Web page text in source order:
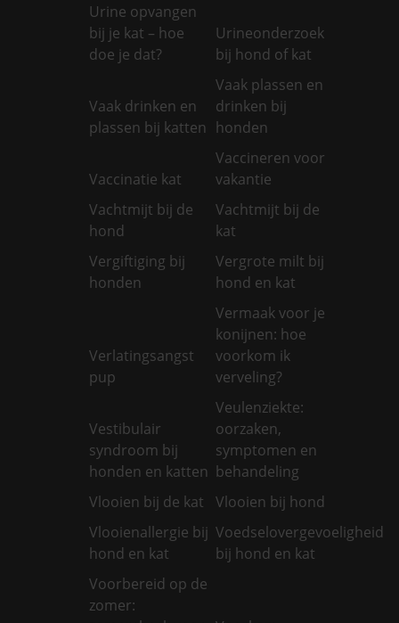
Urine opvangen
bij je kat – hoe
doe je dat?
Urineonderzoek
bij hond of kat
Vaak drinken en
plassen bij katten
Vaak plassen en
drinken bij
honden
Vaccinatie kat
Vaccineren voor
vakantie
Vachtmijt bij de
hond
Vachtmijt bij de
kat
Vergiftiging bij
honden
Vergrote milt bij
hond en kat
Verlatingsangst
pup
Vermaak voor je
konijnen: hoe
voorkom ik
verveling?
Vestibulair
syndroom bij
honden en katten
Veulenziekte:
oorzaken,
symptomen en
behandeling
Vlooien bij de kat
Vlooien bij hond
Vlooienallergie bij
hond en kat
Voedselovergevoeligheid
bij hond en kat
Voorbereid op de
zomer: